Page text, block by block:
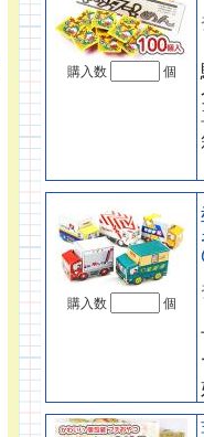
購入数 個
購入数 個